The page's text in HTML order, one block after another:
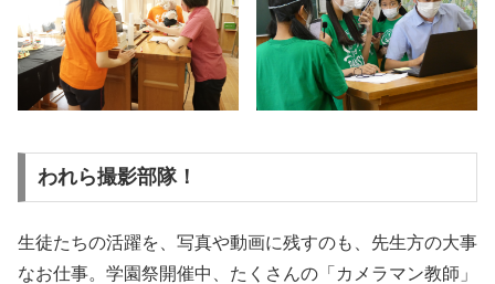
われら撮影部隊！
生徒たちの活躍を、写真や動画に残すのも、先生方の大事
なお仕事。学園祭開催中、たくさんの「カメラマン教師」